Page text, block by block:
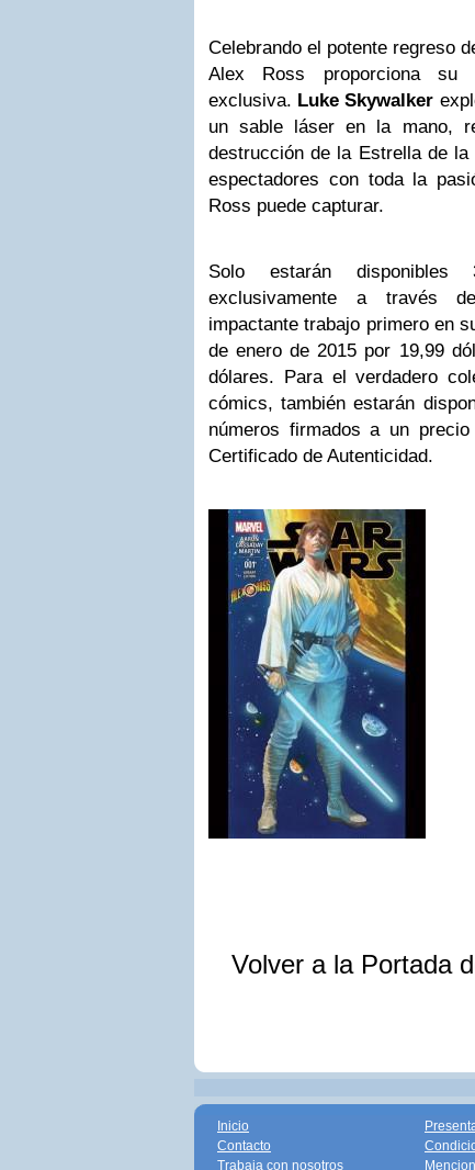
Celebrando el potente regreso
Alex Ross proporciona su
exclusiva. Luke Skywalker
un sable láser en la mano,
destrucción de la Estrella de
espectadores con toda la
Ross puede capturar.
Solo estarán disponibles
exclusivamente a través
impactante trabajo primero en
de enero de 2015 por 19,99
dólares. Para el verdadero
cómics, también estarán
números firmados a un
Certificado de Autenticidad.
Volver a la Portada
Inicio
Contacto
Trabaja con nosotros